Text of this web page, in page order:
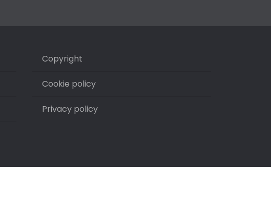
Copyright
Cookie policy
Privacy policy